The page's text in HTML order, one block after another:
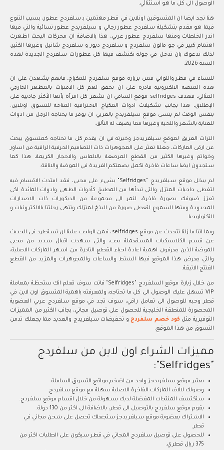
الوصول الى كل ما هو استثنائي.
هنا نجد ايضا ان المتسوقين اونلاين في قطر مهتمين بـ سلفردج عطور، بسبب التنوع
فيما هو مقدم بتشكيلة سلفردج عطور رجالي و سيلفريدج عطور نسائية والتي فيها
اندر الخلطات ومنها سلفردج عطور عربي، هذا بالاضافة ان محركات البحث اظهرت
اهتمام كبير في جو مالون سلفردج و سلفردج ديور و سلفردج شانيل وغيرها الكثير،
لذلك ندعوك بان تدخل في جولة تكتشف فيها كل عطورات سلفردج الجديدة لهذه
السنة 2026.
للنساء في قطر واللواتي قمن بزيارة موقع سلفردج للمكياج، فانهم يشهدن على ان
هذه المنصة الالكترونية قادرة على ان تحقق لهم كل الامنيات بالمظهر الخارجي
المثالي، فهدف selfridges موقع السامي ان تشعر كل امرأة بأنها الأكثر جاذبية على
الإطلاق، هذا بجانب تشكيلات ادوات المكياج الاحترافية المتاحة للتسوق اونلاين.
بنفس الوقت لم ينسى موقع سيلفريدج بالعربي ان يوفر ما يحتاجه الرجل من ادوات
للعناية بالشعر واللحية وغيرها مما يضيف له التألق.
التراث العريق لموقع سيلفريدجز وخبرته في ان يقدم كل ما تحتاجه كمتسوق يبحث
عن ارقى الماركات، جعلنا نعثر على المجوهرات ذات التصاميم الحرفية الراقية من اساور
وخواتم وغيرها الكثير من القطع المرصعة بالالماس والاحجار الكريمة، هذا كما
ستجدون ايضا ساعات فاخرة تكمل بصمتكم الفريدة في الموضة والاناقة.
لم يبخل موقع سيلفريدج "Selfridges" بشيء على محبي، فقد امتدت الاقسام فيه
لتغطي حاجيات المنزل والتي نبدأها من المطبخ كأدوات الطهي وادوات المائدة لكي
تعزز ضيوفك بصورة فاخرة، لنمر الى مجموعة من الديكورات ذات الاصدارات
المحدودة ومنها الشموع لتعطي صورة من البذخ لمنزلك وننهي رحلتنا بالالكترونيات و
التكنولوجيا.
وبما اننا ما زلنا نتحدث عن موقع selfridges، فمن الواجب علينا ان نستطرد في الحديث
عن قسم الكلاسيكيات المستعملة بحب، والتي شهدت اقبال شديد من محبي
الموضة الذين يعرفون اهمية اعادة احياء القطع النادرة من اشهر الماركات الاصلية،
والتي يعرض هذا الموقع فيها الشنط والساعات والمجوهرات والمزيد من القطع
الفنتج الانيقة.
من خلال زيارة موقع السلفردج "Selfridges" فانت سوف تعلم انك ستحظة بمعاملة
VIP تسهل عليك الوصول الى كل ما تحتاجه، ولمعرفته باهمية المتسوق اون لاين في
قطر وحبه للوصول الى تعامل راقي، سوف تجد في موقع سلفردج عربي العضوية
المحصورة للمنطقة الخليجية للحصول على توصيل مجاني، بجانب الكثير من المميزات
التوفيرية مثلكود خصم سلفردجو تخفيضات سيلفريدج والعديد مما يجعلك تدمن
التسوق من هذا الموقع.
مميزات الشراء اون لاين من سلفردج
"Selfridges":
يعتبر موقع سيلفريدجز واحد من اضخم مواقع التسوق الشاملة.
وصولك لالاف الماركات الفاخرة الاصلية سهلة مع موقع سلفردج.
ستكتشف المنتجات المفضلة لديك بسهولة من خلال اقسام موقع سلفردج.
يقوم موقع سلفردج بالتوصيل الى قطر، بالاضافة الى اكثر من 130 دولة.
الاشتراك بعضوية موقع سيلفريدجز ستجعلك تحصل على شحن مجاني في
قطر.
للحصول على توصيل سلفردج المجاني في قطر سيكون على الطلبات اكثر من
375 ريال قطري.